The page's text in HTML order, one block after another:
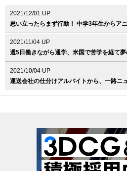
2021/12/01 UP
2021/11/04 UP
2021/10/04 UP